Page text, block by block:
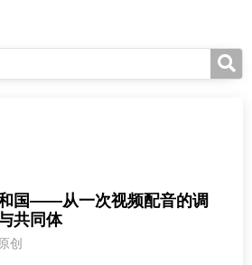
国——从一次视频配音的调
共同体
创